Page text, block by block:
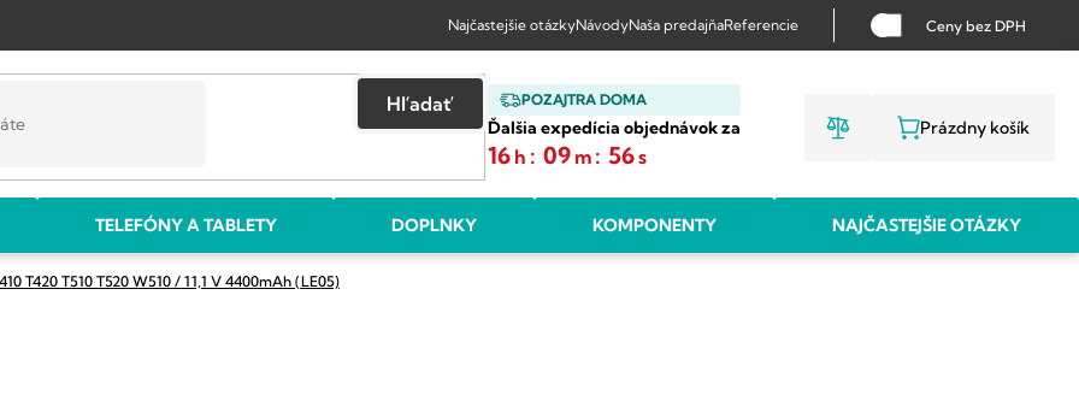
Najčastejšie otázkyNávodyNaša predajňaReferencie Ceny bez DPH
POZAJTRA DOMA
Ďalšia expedícia objednávok za
16 h : 09 m : 55s
Hľadať
NÁKUPNÝ
Prázdny košík
TELEFÓNY A TABLETY DOPLNKY KOMPONENTY NAJČASTEJŠIE OTÁZKY
T420 T510 T520 W510 / 11,1 V 4400mAh (LE05)